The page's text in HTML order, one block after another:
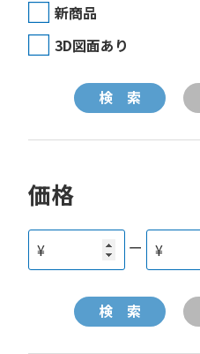
新商品
3D図面あり
価格
¥ ー ¥